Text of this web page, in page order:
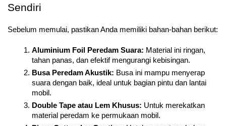
Sendiri
Sebelum memulai, pastikan Anda memiliki bahan-bahan berikut:
Aluminium Foil Peredam Suara: Material ini ringan,
tahan panas, dan efektif mengurangi kebisingan.
Busa Peredam Akustik: Busa ini mampu menyerap
suara dengan baik, ideal untuk bagian pintu dan lantai
mobil.
Double Tape atau Lem Khusus: Untuk merekatkan
material peredam ke permukaan mobil.